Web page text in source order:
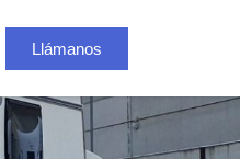
Llámanos